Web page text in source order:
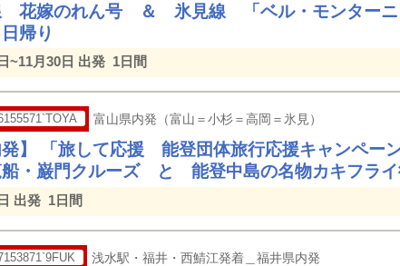
花嫁のれん号 ＆ 氷見線 「ベル・モンターニ
帰り
~11月30日 出発 1日間
富山県内発（富山＝小杉＝高岡＝氷見）
発】 「旅して応援 能登団体旅行応援キャンペー
船・巌門クルーズ と 能登中島の名物カキフラ
出発 1日間
浅水駅・福井・西鯖江発着＿福井県内発